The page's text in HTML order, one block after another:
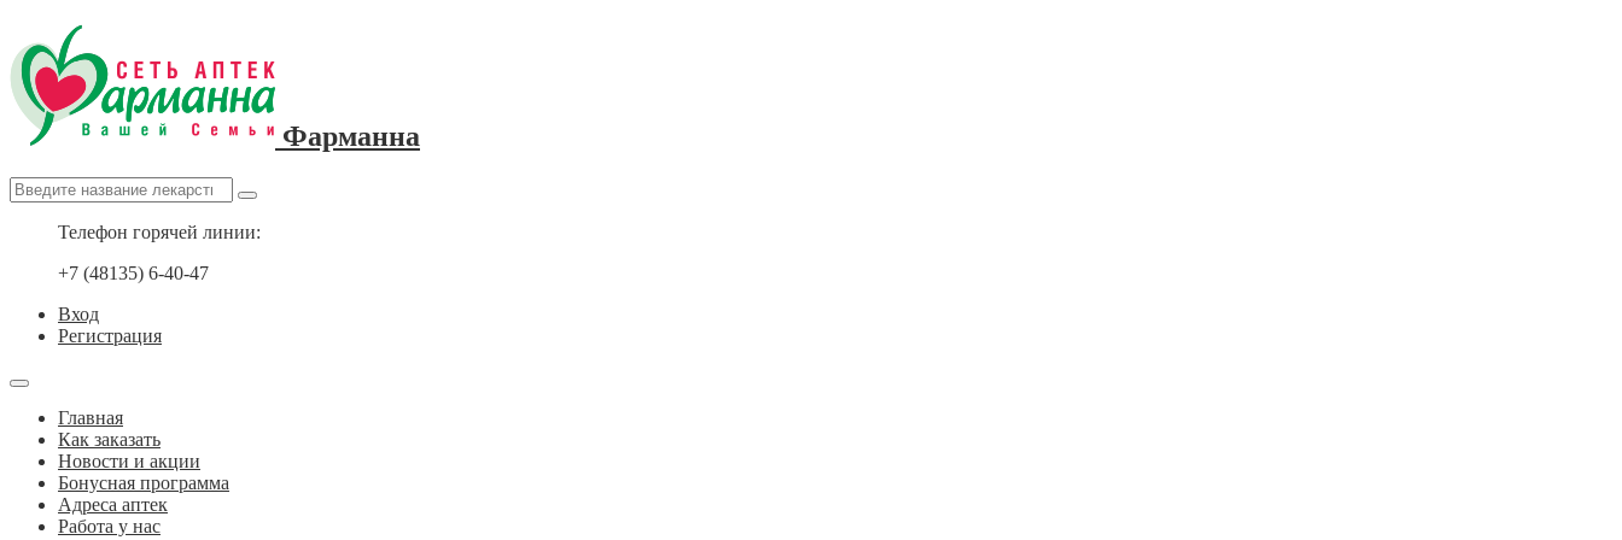
Фарманна
Телефон горячей линии:
+7 (48135) 6-40-47
Вход
Регистрация
Главная
Как заказать
Новости и акции
Бонусная программа
Адреса аптек
Работа у нас